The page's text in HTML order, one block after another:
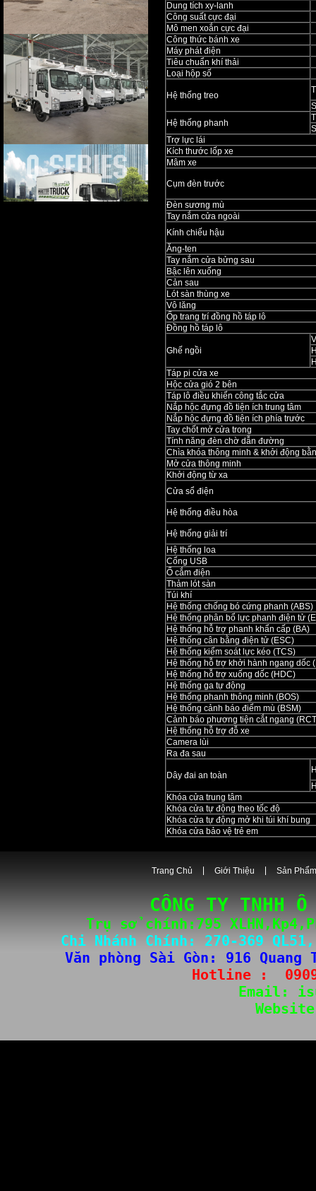
Dung tích xy-lanh
Công suất cực đại
Mô men xoắn cực đại
Công thức bánh xe
Máy phát điện
Tiêu chuẩn khí thải
Loại hộp số
Hệ thống treo
Hệ thống phanh
Trợ lực lái
Kích thước lốp xe
Mâm xe
Cụm đèn trước
Đèn sương mù
Tay nắm cửa ngoài
Kính chiếu hậu
Ăng-ten
Tay nắm cửa bửng sau
Bậc lên xuống
Cản sau
Lót sàn thùng xe
Vô lăng
Ốp trang trí đồng hồ táp lô
Đồng hồ táp lô
Ghế ngồi
Táp pi cửa xe
Hộc cửa gió 2 bên
Táp lô điều khiển công tắc cửa
Nắp hộc đựng đồ tiện ích trung tâm
Nắp hộc đựng đồ tiện ích phía trước
Tay chốt mở cửa trong
Tính năng đèn chờ dẫn đường
Chìa khóa thông minh & khởi động
Mở cửa thông minh
Khởi động từ xa
Cửa sổ điện
Hệ thống điều hòa
Hệ thống giải trí
Hệ thống loa
Cổng USB
Ổ cắm điện
Thảm lót sàn
Túi khí
Hệ thống chống bó cứng phanh (ABS)
Hệ thống phân bổ lực phanh điện tử
Hệ thống hỗ trợ phanh khẩn cấp (BA)
Hệ thống cân bằng điện tử (ESC)
Hệ thống kiểm soát lực kéo (TCS)
Hệ thống hỗ trợ khởi hành ngang dốc
Hệ thống hỗ trợ xuống dốc (HDC)
Hệ thống ga tự động
Hệ thống phanh thông minh (BOS)
Hệ thống cảnh báo điểm mù (BSM)
Cảnh báo phương tiện cắt ngang
Hệ thống hỗ trợ đỗ xe
Camera lùi
Ra đa sau
Dây đai an toàn
Khóa cửa trung tâm
Khóa cửa tự động theo tốc độ
Khóa cửa tự động mở khi túi khí bung
Khóa cửa bảo vệ trẻ em
Trang Chủ Giới Thiệu Sản Phẩm
CÔNG TY TNHH
Trụ sở chính:795
Chi Nhánh Chính: 270-369
Văn phòng Sài Gòn : 916 Quang
Hotline :
Email: